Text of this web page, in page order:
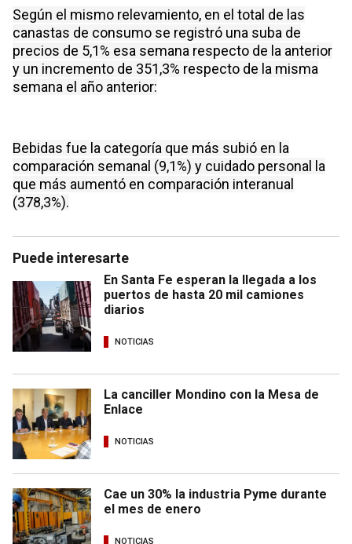
Según el mismo relevamiento, en el total de las
canastas de consumo se registró una suba de
precios de 5,1% esa semana respecto de la anterior
y un incremento de 351,3% respecto de la misma
semana el año anterior:
Bebidas fue la categoría que más subió en la
comparación semanal (9,1%) y cuidado personal la
que más aumentó en comparación interanual
(378,3%).
Puede interesarte
En Santa Fe esperan la llegada a los
puertos de hasta 20 mil camiones
diarios
NOTICIAS
La canciller Mondino con la Mesa de
Enlace
NOTICIAS
Cae un 30% la industria Pyme durante
el mes de enero
NOTICIAS